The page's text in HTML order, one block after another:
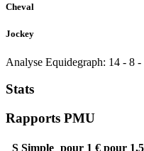
Cheval
Jockey
Analyse Equidegraph: 14 - 8 -
Stats
Rapports PMU
SSimple pour 1 € pour